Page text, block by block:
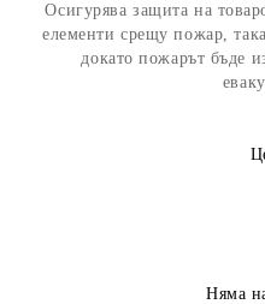
Осигурява защита на
елементи срещу пожар,
докато пожарът бъде
Няма